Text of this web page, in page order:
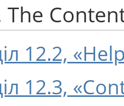
The
12.2,
12.3,